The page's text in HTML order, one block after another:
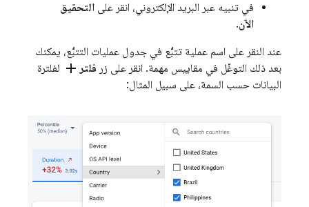
في تنبيه عبر البريد الإلكتروني، انقر على التحقيق
الآن.
عند النقر على اسم عملية تتبُّع في جدول عمليات التتبُّع، يمكنك
بعد ذلك التوغّل في مقاييس مهمة. انقر على زر فلترadd لفلترة
البيانات حسب السمة، على سبيل المثال: